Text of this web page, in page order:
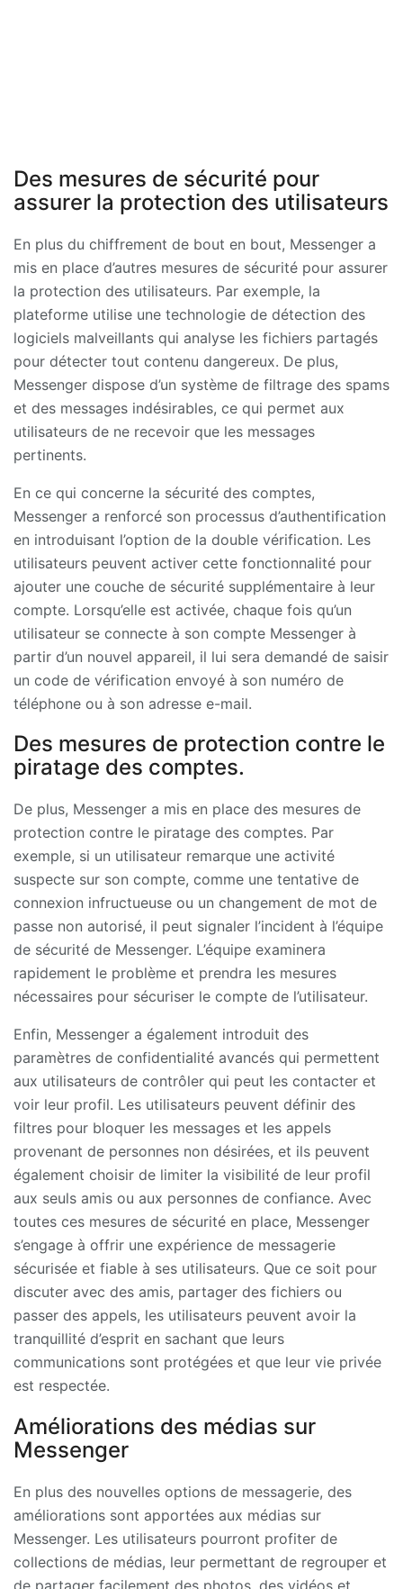
Des mesures de sécurité pour
assurer la protection des utilisateurs
En plus du chiffrement de bout en bout, Messenger a
mis en place d’autres mesures de sécurité pour assurer
la protection des utilisateurs. Par exemple, la
plateforme utilise une technologie de détection des
logiciels malveillants qui analyse les fichiers partagés
pour détecter tout contenu dangereux. De plus,
Messenger dispose d’un système de filtrage des spams
et des messages indésirables, ce qui permet aux
utilisateurs de ne recevoir que les messages
pertinents.
En ce qui concerne la sécurité des comptes,
Messenger a renforcé son processus d’authentification
en introduisant l’option de la double vérification. Les
utilisateurs peuvent activer cette fonctionnalité pour
ajouter une couche de sécurité supplémentaire à leur
compte. Lorsqu’elle est activée, chaque fois qu’un
utilisateur se connecte à son compte Messenger à
partir d’un nouvel appareil, il lui sera demandé de saisir
un code de vérification envoyé à son numéro de
téléphone ou à son adresse e-mail.
Des mesures de protection contre le
piratage des comptes.
De plus, Messenger a mis en place des mesures de
protection contre le piratage des comptes. Par
exemple, si un utilisateur remarque une activité
suspecte sur son compte, comme une tentative de
connexion infructueuse ou un changement de mot de
passe non autorisé, il peut signaler l’incident à l’équipe
de sécurité de Messenger. L’équipe examinera
rapidement le problème et prendra les mesures
nécessaires pour sécuriser le compte de l’utilisateur.
Enfin, Messenger a également introduit des
paramètres de confidentialité avancés qui permettent
aux utilisateurs de contrôler qui peut les contacter et
voir leur profil. Les utilisateurs peuvent définir des
filtres pour bloquer les messages et les appels
provenant de personnes non désirées, et ils peuvent
également choisir de limiter la visibilité de leur profil
aux seuls amis ou aux personnes de confiance. Avec
toutes ces mesures de sécurité en place, Messenger
s’engage à offrir une expérience de messagerie
sécurisée et fiable à ses utilisateurs. Que ce soit pour
discuter avec des amis, partager des fichiers ou
passer des appels, les utilisateurs peuvent avoir la
tranquillité d’esprit en sachant que leurs
communications sont protégées et que leur vie privée
est respectée.
Améliorations des médias sur
Messenger
En plus des nouvelles options de messagerie, des
améliorations sont apportées aux médias sur
Messenger. Les utilisateurs pourront profiter de
collections de médias, leur permettant de regrouper et